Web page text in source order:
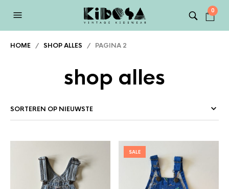
0
HOME / SHOP ALLES / PAGINA 2
shop alles
SALE